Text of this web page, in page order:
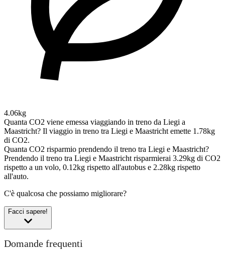
4.06kg
Quanta CO2 viene emessa viaggiando in treno da Liegi a
Maastricht? Il viaggio in treno tra Liegi e Maastricht emette 1.78kg
di CO2.
Quanta CO2 risparmio prendendo il treno tra Liegi e Maastricht?
Prendendo il treno tra Liegi e Maastricht risparmierai 3.29kg di CO2
rispetto a un volo, 0.12kg rispetto all'autobus e 2.28kg rispetto
all'auto.
C'è qualcosa che possiamo migliorare?
Facci sapere!
Domande frequenti